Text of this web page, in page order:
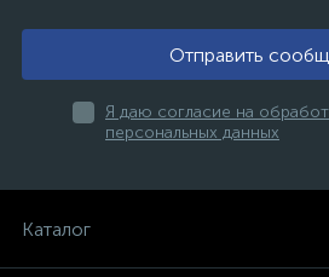
Отправить
Я даю согласие на
персональных данных
Каталог